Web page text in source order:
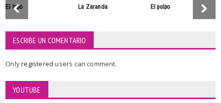
El topo La Zaranda El pulpo
ESCRIBE UN COMENTARIO
Onlyregisteredusers can comment.
YOUTUBE